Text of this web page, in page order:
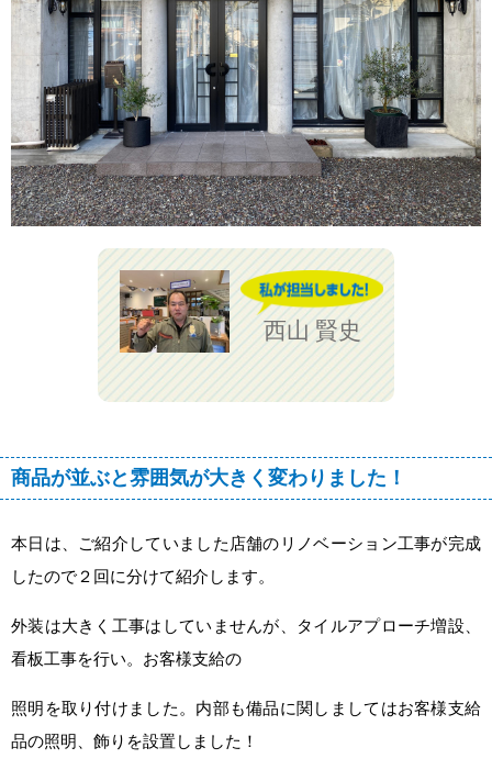
かべ紙（クロス）張替
フローリング床張替
畳・ふすま・網戸張替
洗濯物干し（室内・屋外）
カーテン・カーテンレール・ブラインド等
タイル張り（エコカラット）
外装
屋根工事（瓦・板金）
樋・雨戸取替
外壁工事（塗装・サイディング）
玄関ドア・窓等取替
介護
手摺設置 バリアフリー
フリーキーワード検索
西山 賢史
商品が並ぶと雰囲気が大きく変わりました！
本日は、ご紹介していました店舗のリノベーション工事が完成
したので２回に分けて紹介します。
外装は大きく工事はしていませんが、タイルアプローチ増設、
看板工事を行い。お客様支給の
照明を取り付けました。内部も備品に関しましてはお客様支給
品の照明、飾りを設置しました！